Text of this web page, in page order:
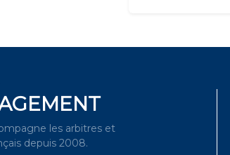
les arbitres et
depuis 2008.